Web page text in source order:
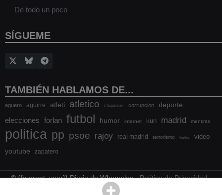
De todo un poco
SÍGUEME
TAMBIÉN HABLAMOS DE...
aguero aguirre atleti atletico chapuzas corrupcion deporte
elecciones forlan futbol humor internet kun madrid mentiras
politica pp psoe rajoy real madrid terrorismo twitter video
youtube zapatero
© {{current_year}} Diario de Whomples -Política de Privacidad-
Política de cookies